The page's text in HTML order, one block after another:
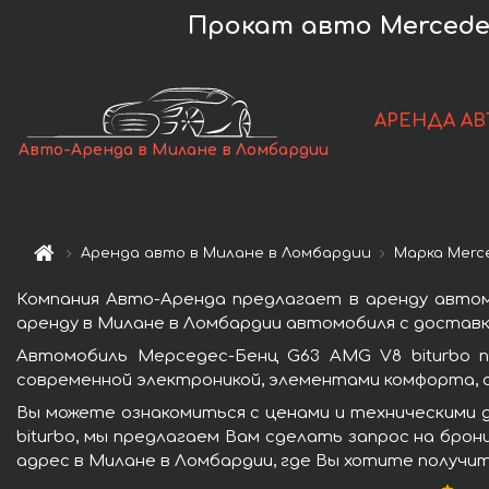
Прокат авто
Авто-Аренда в Милане в Ломбардии
АРЕНДА
Аренда авто в Милане в Ломбардии Марка
Компания Авто-Аренда предлагает в аренду
аренду в Милане в Ломбардии автомобиля с
Автомобиль Мерседес-Бенц G63 AMG V8 biturbo
современной электроникой, элементами
Вы можете ознакомиться с ценами и
biturbo, мы предлагаем Вам сделать запрос на
адрес в Милане в Ломбардии, где Вы хотите